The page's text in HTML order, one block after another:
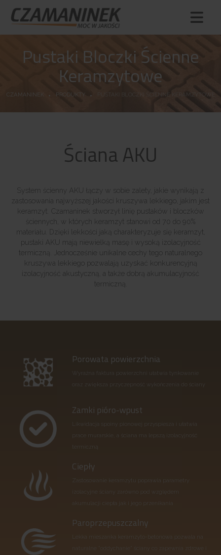
Pustaki Bloczki Ścienne
Keramzytowe
CZAMANINEK PRODUKTY PUSTAKI BLOCZKI ŚCIENNE KERAMZYTOWE
Ściana AKU
System ścienny AKU łączy w sobie zalety, jakie wynikają z
zastosowania najwyższej jakości kruszywa lekkiego, jakim jest
keramzyt. Czamaninek stworzył linię pustaków i bloczków
ściennych, w których keramzyt stanowi od 70 do 90%
materiału. Dzięki lekkości jaką charakteryzuje się keramzyt,
pustaki AKU mają niewielką masę i wysoką izolacyjność
termiczną. Jednocześnie unikalne cechy tego naturalnego
kruszywa lekkiego pozwalają uzyskać konkurencyjną
izolacyjność akustyczną, a także dobrą akumulacyjność
termiczną.
Porowata powierzchnia
Wyraźna faktura powierzchni ułatwia tynkowanie
oraz zwiększa przyczepność wykończenia do ściany
Zamki pióro-wpust
Likwidacja spoiny pionowej przyspiesza i ułatwia
prace murarskie, a ściana ma lepszą izolacyjność
termiczną
Ciepły
Zastosowanie keramzytu poprawia parametry
izolacyjne ściany zarówno pod względem
akumulacji ciepła jak i jego przenikania
Paroprzepuszczalny
Lekka mieszanka keramzyto-betonowa pozwala na
naturalne "oddychanie" ściany co zapewnia zdrowe i